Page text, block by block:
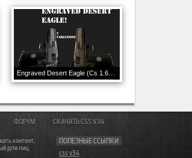
контент,
для лиц
ПОЛЕЗНЫЕ ССЫЛКИ
css v34
ФОРУМ СКАЧАТЬ CSS V34